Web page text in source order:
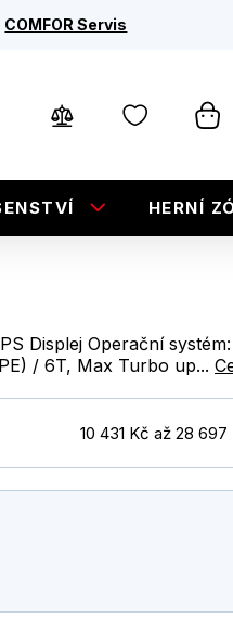
COMFOR Servis
HERNÍ
Displej Operační
/ 6T, Max Turbo up...
10 431 Kč až 28 697